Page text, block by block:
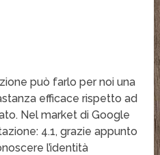
può farlo per noi una
efficace rispetto ad
Nel market di Google
4.1, grazie appunto
l’identità